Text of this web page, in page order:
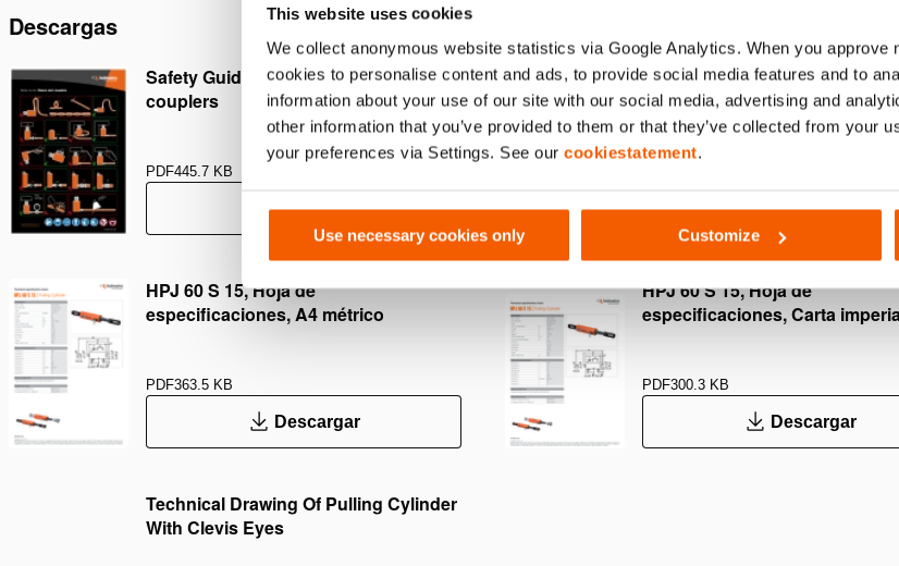
This website uses cookies
We collect anonymous website statistics via Google Analytics. When you
cookies to personalise content and ads, to provide social media features and to
information about your use of our site with our social media, advertising and
other information that you’ve provided to them or that they’ve collected from your
your preferences via Settings. See our cookiestatement.
Use necessary cookies only Customize
Descargas
Safety Guide – Hydraulic hoses &
couplers
PDF445.7 KB
Descargar
User Manual Cylinders
Descargar
HPJ 60 S 15, Hoja de
especificaciones, A4 métrico
PDF363.5 KB
Descargar
HPJ 60 S 15, Hoja de
especificaciones, Carta
PDF300.3 KB
Descargar
Technical Drawing Of Pulling Cylinder
With Clevis Eyes